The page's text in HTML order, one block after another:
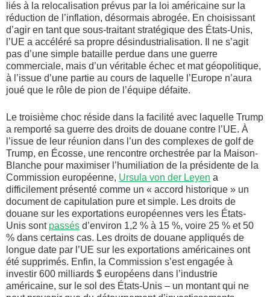
liés à la relocalisation prévus par la loi américaine sur la
réduction de l’inflation, désormais abrogée. En choisissant
d’agir en tant que sous-traitant stratégique des États-Unis,
l’UE a accéléré sa propre désindustrialisation. Il ne s’agit
pas d’une simple bataille perdue dans une guerre
commerciale, mais d’un véritable échec et mat géopolitique,
à l’issue d’une partie au cours de laquelle l’Europe n’aura
joué que le rôle de pion de l’équipe défaite.
Le troisième choc réside dans la facilité avec laquelle Trump
a remporté sa guerre des droits de douane contre l’UE. À
l’issue de leur réunion dans l’un des complexes de golf de
Trump, en Écosse, une rencontre orchestrée par la Maison-
Blanche pour maximiser l’humiliation de la présidente de la
Commission européenne, Ursula von der Leyen a
difficilement présenté comme un « accord historique » un
document de capitulation pure et simple. Les droits de
douane sur les exportations européennes vers les États-
Unis sont passés d’environ 1,2 % à 15 %, voire 25 % et 50
% dans certains cas. Les droits de douane appliqués de
longue date par l’UE sur les exportations américaines ont
été supprimés. Enfin, la Commission s’est engagée à
investir 600 milliards $ européens dans l’industrie
américaine, sur le sol des États-Unis – un montant qui ne